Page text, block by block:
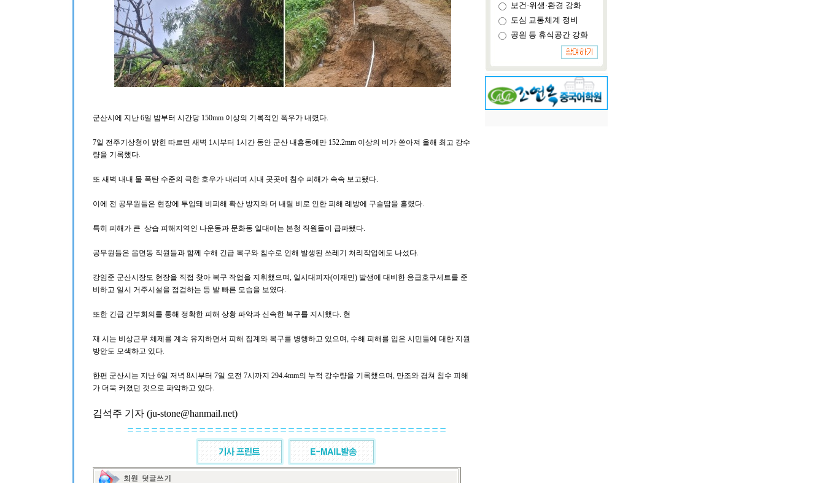
군산시에 지난 6일 밤부터 시간당 150mm 이상의 기록적인 폭우가 내렸다.
7일 전주기상청이 밝힌 따르면 새벽 1시부터 1시간 동안 군산 내흥동에만 152.2mm 이상의 비가 쏟아져 올해 최고 강수
량을 기록했다.
또 새벽 내내 물 폭탄 수준의 극한 호우가 내리며 시내 곳곳에 침수 피해가 속속 보고됐다.
이에 전 공무원들은 현장에 투입돼 비피해 확산 방지와 더 내릴 비로 인한 피해 례방에 구슬땀을 흘렸다.
특히 피해가 큰 상습 피해지역인 나운동과 문화동 일대에는 본청 직원들이 급파됐다.
공무원들은 읍면동 직원들과 함께 수해 긴급 복구와 침수로 인해 발생된 쓰레기 처리작업에도 나섰다.
강임준 군산시장도 현장을 직접 찾아 복구 작업을 지휘했으며, 일시대피자(이재민) 발생에 대비한 응급호구세트를 준
비하고 일시 거주시설을 점검하는 등 발 빠른 모습을 보였다.
또한 긴급 간부회의를 통해 정확한 피해 상황 파악과 신속한 복구를 지시했다. 현
재 시는 비상근무 체제를 계속 유지하면서 피해 집계와 복구를 병행하고 있으며, 수해 피해를 입은 시민들에 대한 지원
방안도 모색하고 있다.
한편 군산시는 지난 6일 저녁 8시부터 7일 오전 7시까지 294.4mm의 누적 강수량을 기록했으며, 만조와 겹쳐 침수 피해
가 더욱 커졌던 것으로 파악하고 있다.
김석주 기자 (ju-stone@hanmail.net)
보건·위생·환경 강화
도심 교통체계 정비
공원 등 휴식공간 강화